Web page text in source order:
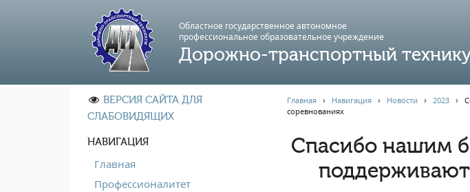
Областное государственное автономное
профессиональноe образовательное учреждение
Дорожно-транспортный
ВЕРСИЯ САЙТА ДЛЯ
СЛАБОВИДЯЩИХ
НАВИГАЦИЯ
Главная
Профессионалитет
Главная› Навигация› Новости › 2023›
соревнованиях
Спасибо нашим